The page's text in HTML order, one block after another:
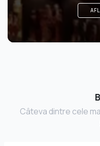
Câteva dintre cele